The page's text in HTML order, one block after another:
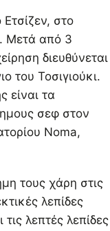
στο
Μετά από 3
διευθύνεται
του Τοσιγιούκι.
είναι τα
σεφ στον
Noma,
τους χάρη στις
λεπίδες
λεπτές λεπίδες